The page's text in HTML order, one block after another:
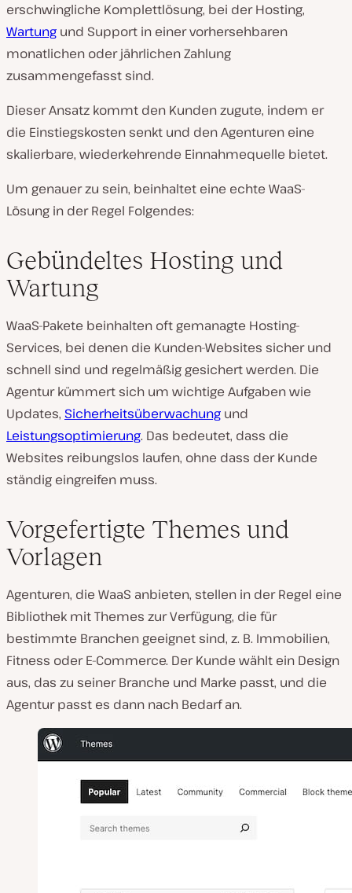
erschwingliche Komplettlösung, bei der Hosting,
Wartung und Support in einer vorhersehbaren
monatlichen oder jährlichen Zahlung
zusammengefasst sind.
Dieser Ansatz kommt den Kunden zugute, indem er
die Einstiegskosten senkt und den Agenturen eine
skalierbare, wiederkehrende Einnahmequelle bietet.
Um genauer zu sein, beinhaltet eine echte WaaS-
Lösung in der Regel Folgendes:
Gebündeltes Hosting und
Wartung
WaaS-Pakete beinhalten oft gemanagte Hosting-
Services, bei denen die Kunden-Websites sicher und
schnell sind und regelmäßig gesichert werden. Die
Agentur kümmert sich um wichtige Aufgaben wie
Updates, Sicherheitsüberwachung und
Leistungsoptimierung. Das bedeutet, dass die
Websites reibungslos laufen, ohne dass der Kunde
ständig eingreifen muss.
Vorgefertigte Themes und
Vorlagen
Agenturen, die WaaS anbieten, stellen in der Regel eine
Bibliothek mit Themes zur Verfügung, die für
bestimmte Branchen geeignet sind, z. B. Immobilien,
Fitness oder E-Commerce. Der Kunde wählt ein Design
aus, das zu seiner Branche und Marke passt, und die
Agentur passt es dann nach Bedarf an.